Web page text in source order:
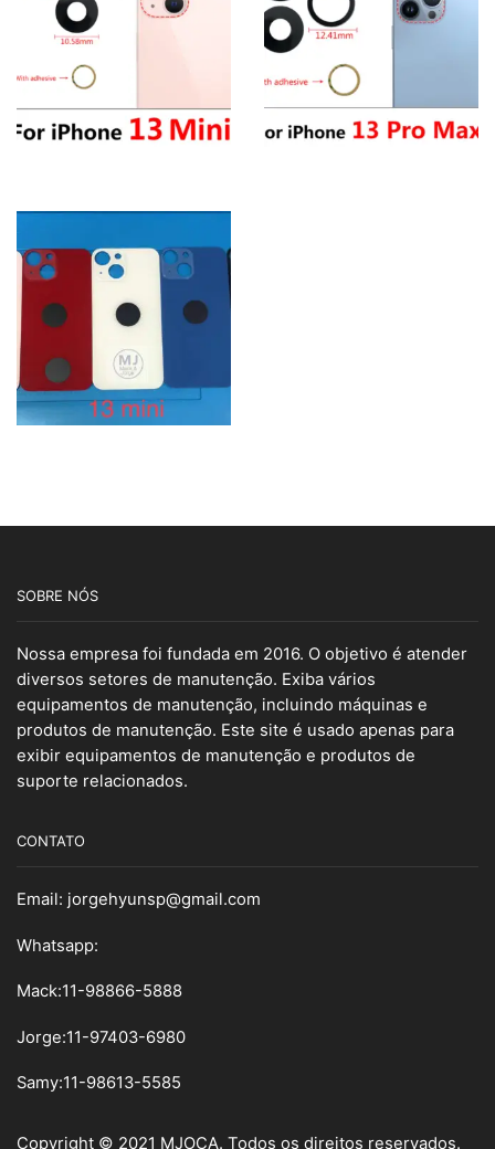
SOBRE NÓS
Nossa empresa foi fundada em 2016. O objetivo é atender
diversos setores de manutenção. Exiba vários
equipamentos de manutenção, incluindo máquinas e
produtos de manutenção. Este site é usado apenas para
exibir equipamentos de manutenção e produtos de
suporte relacionados.
CONTATO
Email: jorgehyunsp@gmail.com
Whatsapp:
Mack:11-98866-5888
Jorge:11-97403-6980
Samy:11-98613-5585
Copyright © 2021 MJOCA. Todos os direitos reservados.